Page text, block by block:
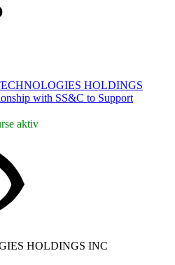
HOLDINGS
with SS&C to Support
aktiv